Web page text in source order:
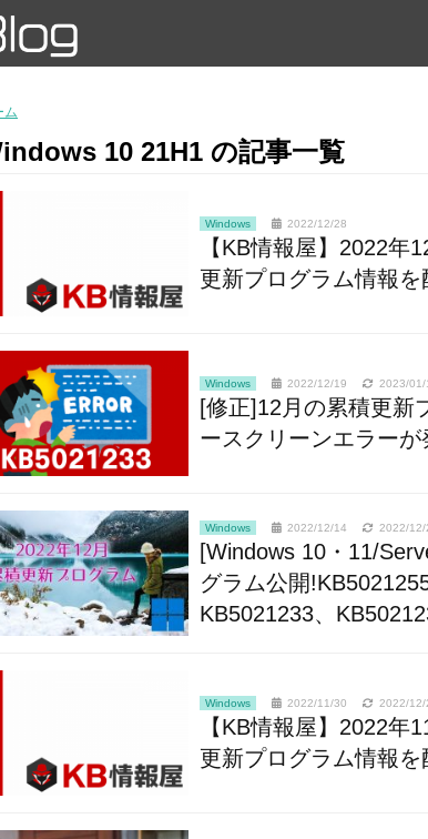
ム
10 21H1 の記事一覧
Windows 2022/12/28
【KB情報屋】2022年
更新プログラム情報を
Windows 2022/12/19 2023/01/
[修正]12月の累積更新
ースクリーンエラー
Windows 2022/12/14 2022/12/
[Windows 10・11/
グラム公開
KB5021233、
Windows 2022/11/30 2022/12/
【KB情報屋】2022年
更新プログラム情報を